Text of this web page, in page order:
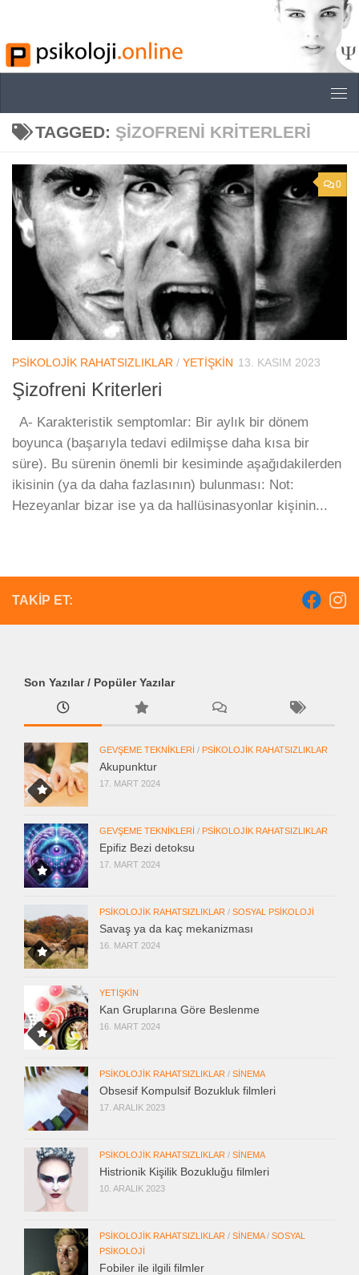
TAGGED: ŞIZOFRENI KRITERLERI
0
PSIKOLOJIK RAHATSIZLIKLAR / YETIŞKIN 13. KASIM 2023
Şizofreni Kriterleri
A- Karakteristik semptomlar: Bir aylık bir dönem
boyunca (başarıyla tedavi edilmişse daha kısa bir
süre). Bu sürenin önemli bir kesiminde aşağıdakilerden
ikisinin (ya da daha fazlasının) bulunması: Not:
Hezeyanlar bizar ise ya da hallüsinasyonlar kişinin...
TAKIP ET:
Son Yazılar / Popüler Yazılar
GEVŞEME TEKNIKLERI / PSIKOLOJIK RAHATSIZLIKLAR
Akupunktur
17. MART 2024
GEVŞEME TEKNIKLERI / PSIKOLOJIK RAHATSIZLIKLAR
Epifiz Bezi detoksu
17. MART 2024
PSIKOLOJIK RAHATSIZLIKLAR / SOSYAL PSIKOLOJI
Savaş ya da kaç mekanizması
16. MART 2024
YETIŞKIN
Kan Gruplarına Göre Beslenme
16. MART 2024
PSIKOLOJIK RAHATSIZLIKLAR / SINEMA
Obsesif Kompulsif Bozukluk filmleri
17. ARALIK 2023
PSIKOLOJIK RAHATSIZLIKLAR / SINEMA
Histrionik Kişilik Bozukluğu filmleri
10. ARALIK 2023
PSIKOLOJIK RAHATSIZLIKLAR / SINEMA/ SOSYAL
PSIKOLOJI
Fobiler ile ilgili filmler